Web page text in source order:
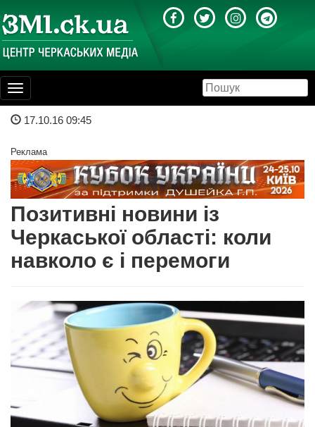
Toggle
navigation
17.10.16 09:45
Реклама
Позитивні новини із
Черкаської області: коли
навколо є і перемоги